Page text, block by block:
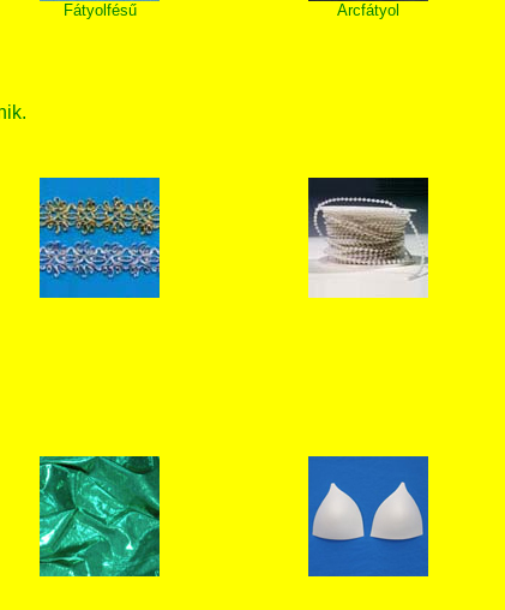
Fátyolfésű Arcfátyol